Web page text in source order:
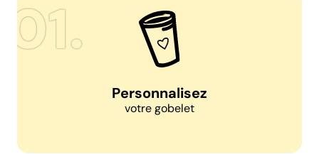
Personnalisez
votre gobelet